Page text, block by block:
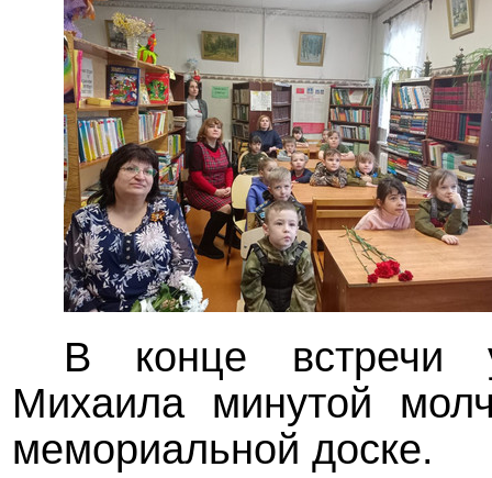
В конце встречи
Михаила минутой
мемориальной доске.